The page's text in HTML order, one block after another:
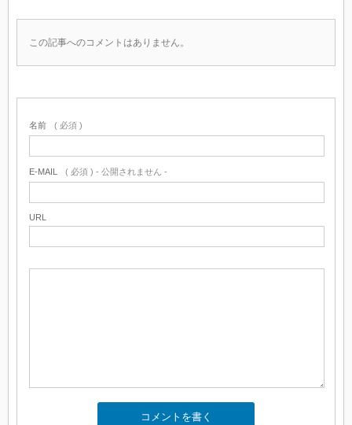
この記事へのコメントはありません。
名前 ( 必須 )
E-MAIL ( 必須 ) - 公開されません -
URL